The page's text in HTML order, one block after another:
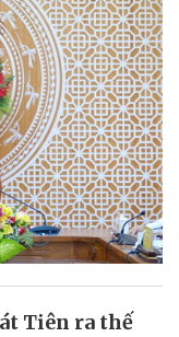
Tiên ra thế